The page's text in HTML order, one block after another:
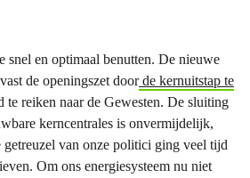
snel en optimaal benutten. De nieuwe
de openingszet doorde kernuitstap te
te reiken naar de Gewesten. De sluiting
kerncentrales is onvermijdelijk,
getreuzel van onze politici ging veel tijd
Om ons energiesysteem nu niet